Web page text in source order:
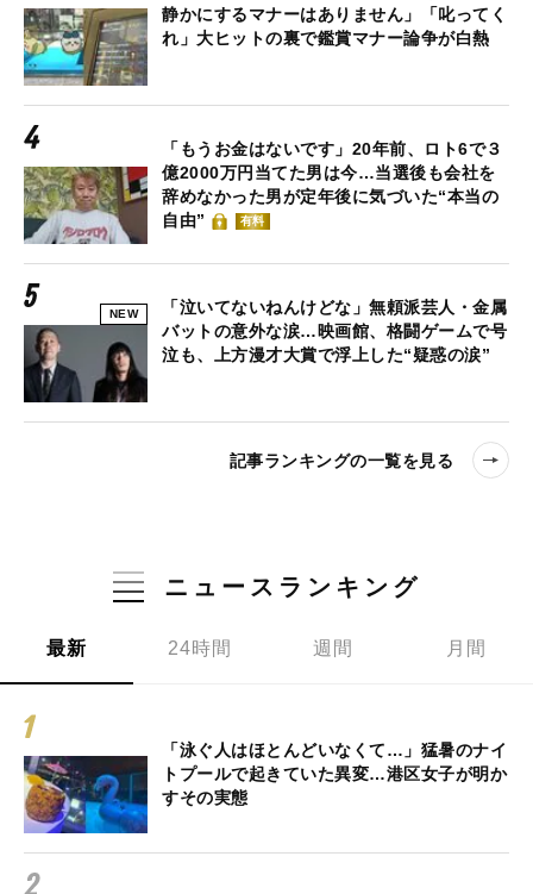
静かにするマナーはありません」「叱ってく
れ」大ヒットの裏で鑑賞マナー論争が白熱
「もうお金はないです」20年前、ロト6で３
億2000万円当てた男は今…当選後も会社を
辞めなかった男が定年後に気づいた“本当の
自由”
有料
NEW
「泣いてないねんけどな」無頼派芸人・金属
バットの意外な涙…映画館、格闘ゲームで号
泣も、上方漫才大賞で浮上した“疑惑の涙”
記事ランキングの一覧を見る
ニュースランキング
最新 24時間 週間 月間
「泳ぐ人はほとんどいなくて…」猛暑のナイ
トプールで起きていた異変…港区女子が明か
すその実態